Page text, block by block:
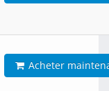
Acheter